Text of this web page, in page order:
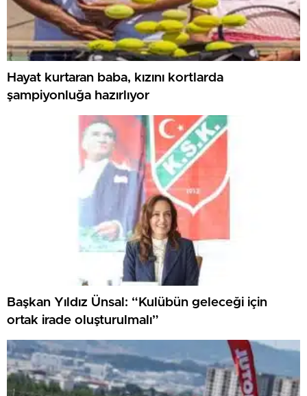
Hayat kurtaran baba, kızını kortlarda
şampiyonluğa hazırlıyor
Başkan Yıldız Ünsal: “Kulübün geleceği için
ortak irade oluşturulmalı”